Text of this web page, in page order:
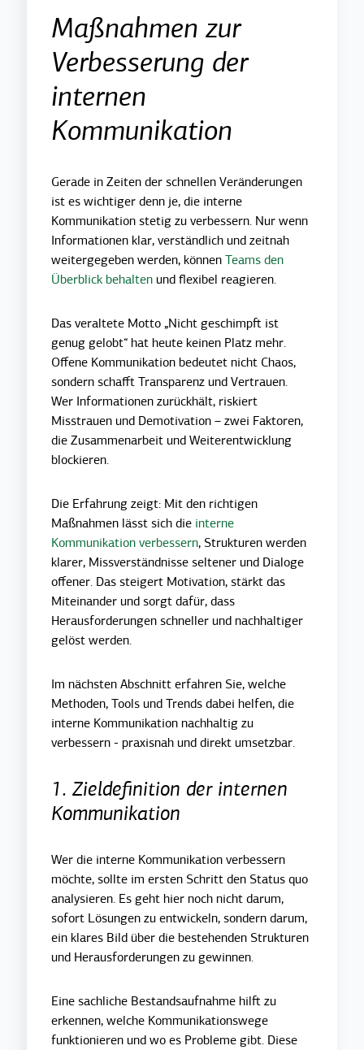
Maßnahmen zur
Verbesserung der
internen
Kommunikation
Gerade in Zeiten der schnellen Veränderungen
ist es wichtiger denn je, die interne
Kommunikation stetig zu verbessern. Nur wenn
Informationen klar, verständlich und zeitnah
weitergegeben werden, könnenTeams den
Überblick behalten und flexibel reagieren.
Das veraltete Motto „Nicht geschimpft ist
genug gelobt“ hat heute keinen Platz mehr.
Offene Kommunikation bedeutet nicht Chaos,
sondern schafft Transparenz und Vertrauen.
Wer Informationen zurückhält, riskiert
Misstrauen und Demotivation – zwei Faktoren,
die Zusammenarbeit und Weiterentwicklung
blockieren.
Die Erfahrung zeigt: Mit den richtigen
Maßnahmen lässt sich die interne
Kommunikation verbessern, Strukturen werden
klarer, Missverständnisse seltener und Dialoge
offener. Das steigert Motivation, stärkt das
Miteinander und sorgt dafür, dass
Herausforderungen schneller und nachhaltiger
gelöst werden.
Im nächsten Abschnitt erfahren Sie, welche
Methoden, Tools und Trends dabei helfen, die
interne Kommunikation nachhaltig zu
verbessern - praxisnah und direkt umsetzbar.
1. Zieldefinition der internen
Kommunikation
Wer die interne Kommunikation verbessern
möchte, sollte im ersten Schritt den Status quo
analysieren. Es geht hier noch nicht darum,
sofort Lösungen zu entwickeln, sondern darum,
ein klares Bild über die bestehenden Strukturen
und Herausforderungen zu gewinnen.
Eine sachliche Bestandsaufnahme hilft zu
erkennen, welche Kommunikationswege
funktionieren und wo es Probleme gibt. Diese